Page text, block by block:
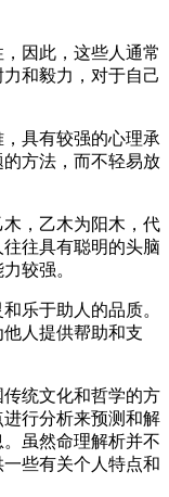
因此，这些人通常
和毅力，对于自己
具有较强的心理承
方法，而不轻易放
，乙木为阳木，代
往具有聪明的头脑
较强。
乐于助人的品质。
人提供帮助和支
统文化和哲学的方
行分析来预测和解
虽然命理解析并不
些有关个人特点和